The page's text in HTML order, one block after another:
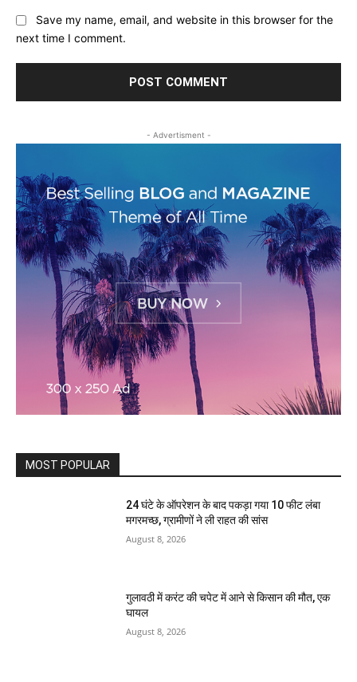
Save my name, email, and website in this browser for the
next time I comment.
- Advertisment -
MOST POPULAR
24 घंटे के ऑपरेशन के बाद पकड़ा गया 10 फीट लंबा
मगरमच्छ, ग्रामीणों ने ली राहत की सांस
August 8, 2026
गुलावठी में करंट की चपेट में आने से किसान की मौत, एक
घायल
August 8, 2026